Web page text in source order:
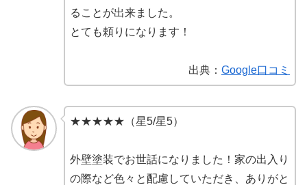
ることが出来ました。
とても頼りになります！
出典： Google口コミ
★★★★★（星5/星5）
外壁塗装でお世話になりました！家の出入り
の際など色々と配慮していただき、ありがと